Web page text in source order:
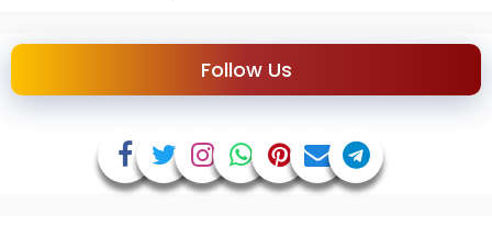
Follow Us